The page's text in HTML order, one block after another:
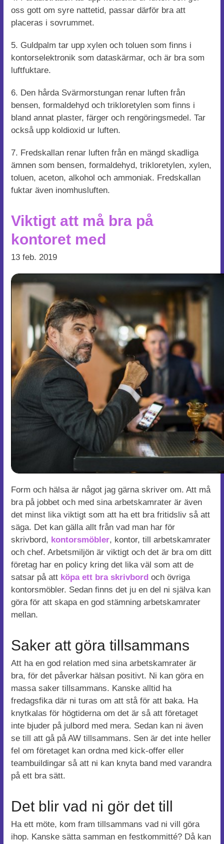
oss gott om syre nattetid, passar därför bra att
placeras i sovrummet.
5. Guldpalm tar upp xylen och toluen som finns i
kontorselektronik som dataskärmar, och är bra som
luftfuktare.
6. Den hårda Svärmorstungan renar luften från
bensen, formaldehyd och trikloretylen som finns i
bland annat plaster, färger och rengöringsmedel. Tar
också upp koldioxid ur luften.
7. Fredskallan renar luften från en mängd skadliga
ämnen som bensen, formaldehyd, trikloretylen, xylen,
toluen, aceton, alkohol och ammoniak. Fredskallan
fuktar även inomhusluften.
Viktigt att må bra på
kontoret med
13 feb. 2019
Form och hälsa är något jag gärna skriver om. Att må
bra på jobbet och med sina arbetskamrater är även
det minst lika viktigt som att ha ett bra fritidsliv så att
säga. Det kan gälla allt från vad man har för
skrivbord, kontorsmöbler, kontor, till arbetskamrater
och chef. Arbetsmiljön är viktigt och det är bra om ditt
företag har en policy kring det lika väl som att de
satsar på att köpa ett bra skrivbord och övriga
kontorsmöbler. Sedan finns det ju en del ni själva kan
göra för att skapa en god stämning arbetskamrater
mellan.
Saker att göra tillsammans
Att ha en god relation med sina arbetskamrater är
bra, för det påverkar hälsan positivt. Ni kan göra en
massa saker tillsammans. Kanske alltid ha
fredagsfika där ni turas om att stå för att baka. Ha
knytkalas för högtiderna om det är så att företaget
inte bjuder på julbord med mera. Sedan kan ni även
se till att gå på AW tillsammans. Sen är det inte heller
fel om företaget kan ordna med kick-offer eller
teambuildingar så att ni kan knyta band med varandra
på ett bra sätt.
Det blir vad ni gör det till
Ha ett möte, kom fram tillsammans vad ni vill göra
ihop. Kanske sätta samman en festkommitté? Då kan